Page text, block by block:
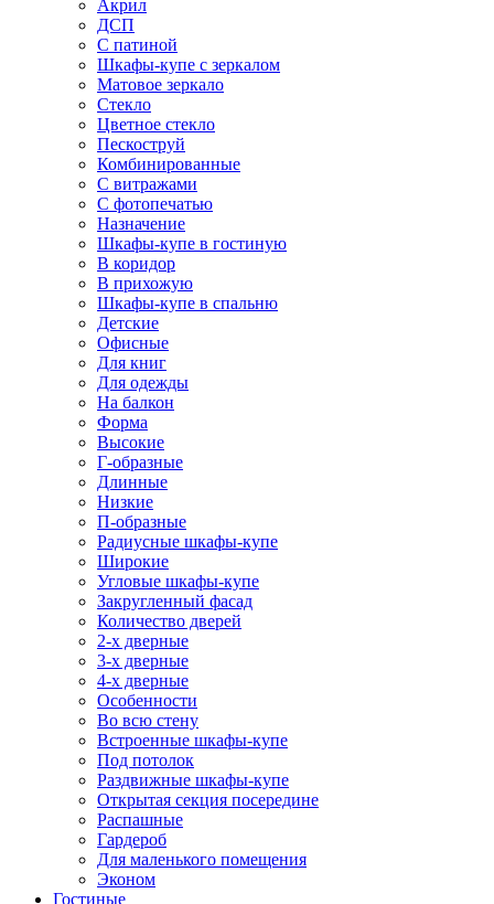
Акрил
ДСП
С патиной
Шкафы-купе с зеркалом
Матовое зеркало
Стекло
Цветное стекло
Пескоструй
Комбинированные
С витражами
С фотопечатью
Назначение
Шкафы-купе в гостиную
В коридор
В прихожую
Шкафы-купе в спальню
Детские
Офисные
Для книг
Для одежды
На балкон
Форма
Высокие
Г-образные
Длинные
Низкие
П-образные
Радиусные шкафы-купе
Широкие
Угловые шкафы-купе
Закругленный фасад
Количество дверей
2-х дверные
3-х дверные
4-х дверные
Особенности
Во всю стену
Встроенные шкафы-купе
Под потолок
Раздвижные шкафы-купе
Открытая секция посередине
Распашные
Гардероб
Для маленького помещения
Эконом
Гостиные